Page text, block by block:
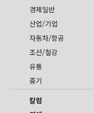
경제일반
산업/기업
자동차/항공
조선/철강
유통
중기
칼럼